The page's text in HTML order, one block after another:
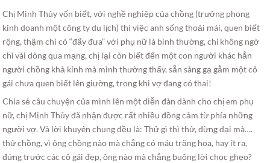
Chị Minh Thủy vốn biết, với nghề nghiệp của chồng (trưởng phong
kinh doanh một công ty du lịch) thì việc anh sống thoải mái, quen biết
rộng, thậm chí có “đẩy đưa” với phụ nữ là bình thường, chỉ không ngờ
chỉ vài dòng qua mạng, chị lại còn biết đến một con người khác hẳn
người chồng khả kính mà mình thường thấy, sẵn sàng gạ gẫm một cô
gái chưa quen biết lên giường, trong khi vợ đang có thai!
Chia sẻ câu chuyện của mình lên một diễn đàn dành cho chị em phụ
nữ, chị Minh Thủy đã nhận được rất nhiều đồng cảm từ phía những
người vợ. Và lời khuyên chung đều là: Thử gì thì thử, đừng dại mà….
thử chồng, vì ông chồng nào mà chẳng có máu trăng hoa, hay ít ra,
đứng trước các cô gái đẹp, ông nào mà chẳng buông lời chọc ghẹo?